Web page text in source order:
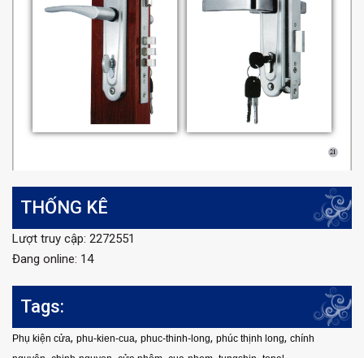
THỐNG KÊ
Lượt truy cập: 2272551
Đang online: 14
Tags:
Phụ kiện cửa, phu-kien-cua, phuc-thinh-long, phúc thịnh long, chính